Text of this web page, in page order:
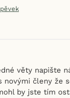
věty napište
novými členy že
by jste tím